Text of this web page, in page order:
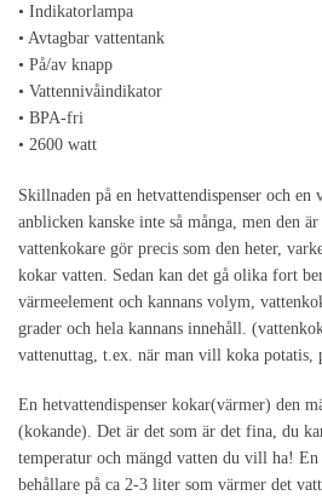
• Indikatorlampa
• Avtagbar vattentank
• På/av knapp
• Vattennivåindikator
• BPA-fri
• 2600 watt
Skillnaden på en hetvattendispenser och
anblicken kanske inte så många, men den
vattenkokare gör precis som den heter,
kokar vatten. Sedan kan det gå olika fort
värmeelement och kannans volym,
grader och hela kannans innehåll.
vattenuttag, t.ex. när man vill koka potatis,
En hetvattendispenser kokar(värmer) den
(kokande). Det är det som är det fina, du
temperatur och mängd vatten du vill ha! En
behållare på ca 2-3 liter som värmer det